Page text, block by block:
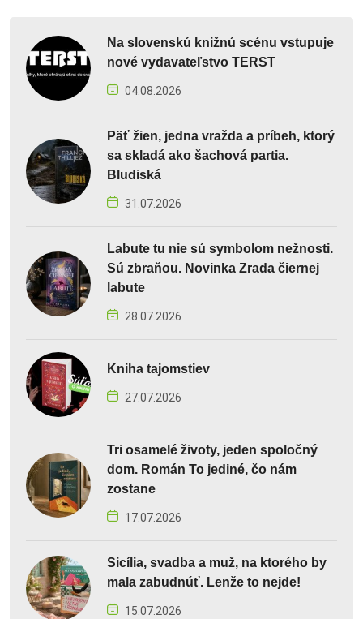
Na slovenskú knižnú scénu vstupuje
nové vydavateľstvo TERST
04.08.2026
Päť žien, jedna vražda a príbeh, ktorý
sa skladá ako šachová partia.
Bludiská
31.07.2026
Labute tu nie sú symbolom nežnosti.
Sú zbraňou. Novinka Zrada čiernej
labute
28.07.2026
Kniha tajomstiev
27.07.2026
Tri osamelé životy, jeden spoločný
dom. Román To jediné, čo nám
zostane
17.07.2026
Sicília, svadba a muž, na ktorého by
mala zabudnúť. Lenže to nejde!
15.07.2026